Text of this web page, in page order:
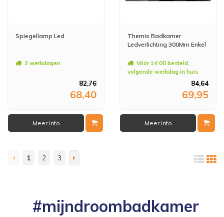
Spiegellamp Led
2 werkdagen
82,76
68,40
Meer info
Themis Badkamer
Ledverlichting 300Mm Enkel
Vóór 14:00 besteld,
volgende werkdag in huis
84,64
69,95
Meer info
1 2 3
#mijndroombadkamer